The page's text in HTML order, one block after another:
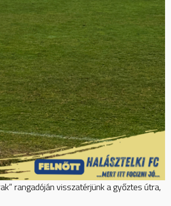
rangadóján visszatérjünk a győztes útra,